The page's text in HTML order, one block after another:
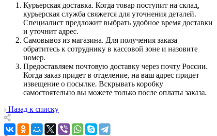
Курьерская доставка. Когда товар поступит на склад,
курьерская служба свяжется для уточнения деталей.
Специалист предложит выбрать удобное время доставки
и уточнит адрес.
Самовывоз из магазина. Для получения заказа
обратитесь к сотруднику в кассовой зоне и назовите
номер.
Предоставляем почтовую доставку через почту России.
Когда заказ придет в отделение, на ваш адрес придет
извещение о посылке. Вскрывать коробку
самостоятельно вы можете только после оплаты заказа.
Назад к списку